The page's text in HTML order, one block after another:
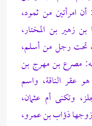
امرأتين من ثمود،
زهير بن المختار،
رجل من أسلم،
مصرع بن مهرج بن
عقر الناقة، واسم
وتكنى أم عثمان،
ذؤاب بن عمرو،